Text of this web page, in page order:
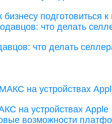
что делать
на устройствах Apple